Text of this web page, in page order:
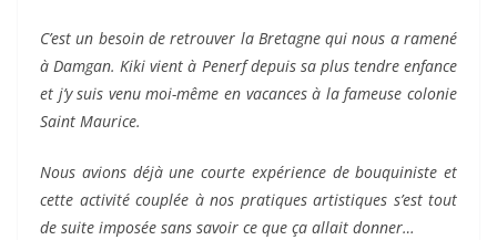
C’est un besoin de retrouver la Bretagne qui nous a ramené
à Damgan. Kiki vient à Penerf depuis sa plus tendre enfance
et j’y suis venu moi-même en vacances à la fameuse colonie
Saint Maurice.
Nous avions déjà une courte expérience de bouquiniste et
cette activité couplée à nos pratiques artistiques s’est tout
de suite imposée sans savoir ce que ça allait donner…